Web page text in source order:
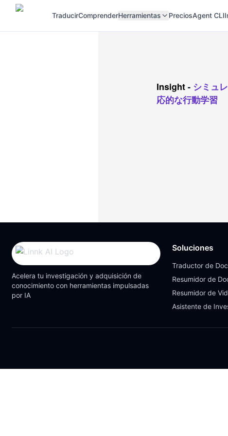
TraducirComprenderHerramientas PreciosAgent CLI
Insight- シミュ
応的な行動学習
Acelera tu investigación y adquisición de
conocimiento con herramientas impulsadas
por IA
Soluciones
Traductor de
Resumidor de
Resumidor de
Asistente de